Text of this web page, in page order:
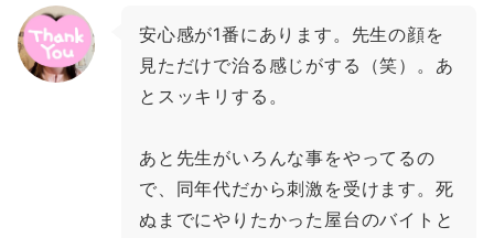
安心感が1番にあります。先生の顔を
見ただけで治る感じがする（笑）。あ
とスッキリする。
あと先生がいろんな事をやってるの
で、同年代だから刺激を受けます。死
ぬまでにやりたかった屋台のバイトと